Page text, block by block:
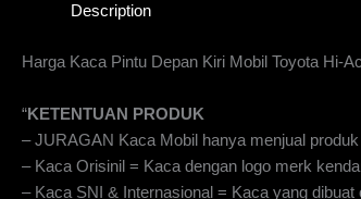
Description
Harga Kaca Pintu Depan Kiri Mobil Toyota Hi-
“KETENTUAN PRODUK
– JURAGAN Kaca Mobil hanya menjual
– Kaca Orisinil = Kaca dengan logo merk
– Kaca SNI & Internasional = Kaca yang